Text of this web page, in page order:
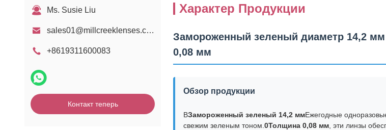
Ms. Susie Liu
sales01@millcreeklenses.com
+8619311600083
Контакт теперь
Характер Продукции
Замороженный зеленый диаметр 14,2
0,08 мм
Обзор продукции
ВЗамороженный зеленый 14,2 ммЕжегодные
свежим зеленым тоном. 0Толщина 0,08 мм , эти линзы